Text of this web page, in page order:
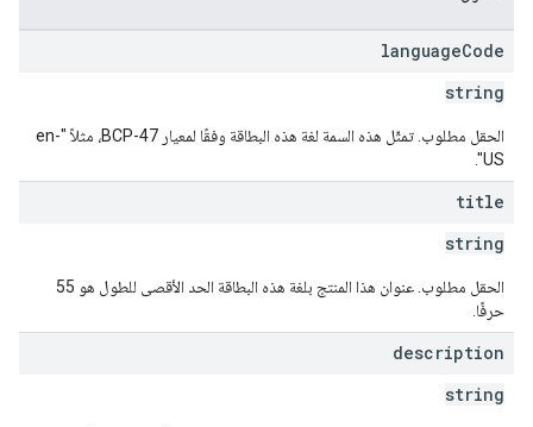
languageCode
string
الحقل مطلوب. تمثّل هذه السمة لغة هذه البطاقة وفقًا لمعيار BCP-47، مثلاً "en-
US".
title
string
الحقل مطلوب. عنوان هذا المنتج بلغة هذه البطاقة الحد الأقصى للطول هو 55
حرفًا.
description
string